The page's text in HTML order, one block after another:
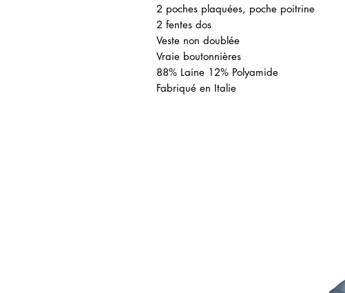
2 poches plaquées, poche poitrine
2 fentes dos
Veste non doublée
Vraie boutonnières
88% Laine 12% Polyamide
Fabriqué en Italie